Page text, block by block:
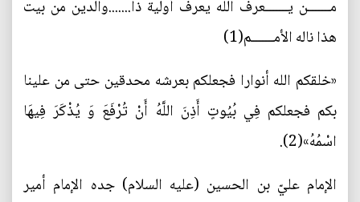
مـــــــن يـــــــعرف الله يعرف أولية ذا.......والدين من بيت
هذا ناله الأمـــــــم(1)
«خلقكم الله أنوارا فجعلكم بعرشه محدقين حتى من علينا
بكم فجعلكم فِي بُيُوتٍ أَذِنَ اللَّهُ أَنْ تُرْفَعَ وَ يُذْكَرَ فِيهَا
اسْمُهُ»(2).
الإمام عليّ بن الحسين (عليه السلام) جده الإمام أمير